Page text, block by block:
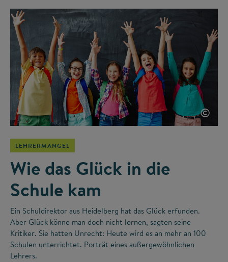
©
LEHRERMANGEL
Wie das Glück in die
Schule kam
Ein Schuldirektor aus Heidelberg hat das Glück erfunden.
Aber Glück könne man doch nicht lernen, sagten seine
Kritiker. Sie hatten Unrecht: Heute wird es an mehr an 100
Schulen unterrichtet. Porträt eines außergewöhnlichen
Lehrers.